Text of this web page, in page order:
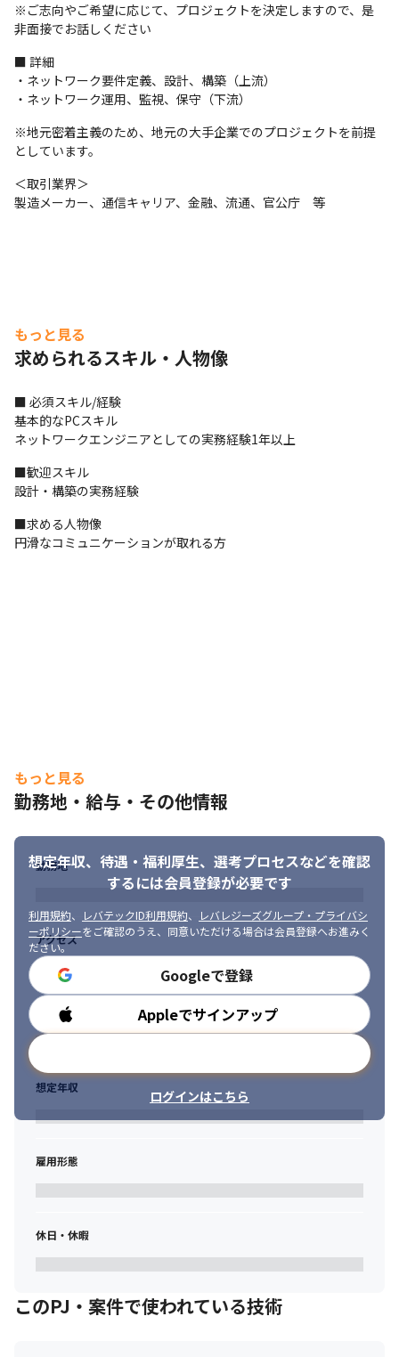
※ご志向やご希望に応じて、プロジェクトを決定しますので、是
非面接でお話しください
■ 詳細
・ネットワーク要件定義、設計、構築（上流）
・ネットワーク運用、監視、保守（下流）
※地元密着主義のため、地元の大手企業でのプロジェクトを前提
としています。
＜取引業界＞
製造メーカー、通信キャリア、金融、流通、官公庁　等
もっと見る
求められるスキル・人物像
■ 必須スキル/経験
基本的なPCスキル
ネットワークエンジニアとしての実務経験1年以上
■歓迎スキル
設計・構築の実務経験
■求める人物像
円滑なコミュニケーションが取れる方
もっと見る
勤務地・給与・その他情報
想定年収、待遇・福利厚生、 選考プロセスなどを確認
するには会員登録が必要です
利用規約、 レバテックID利用規約、
レバレジーズグループ・プライバシ
ーポリシーをご確認のうえ、同意いただける場合は会員登録へお進みく
ださい。
Googleで登録
Appleでサインアップ
ログインはこちら
勤務地
アクセス
勤務時間
想定年収
雇用形態
休日・休暇
このPJ・案件で使われている技術